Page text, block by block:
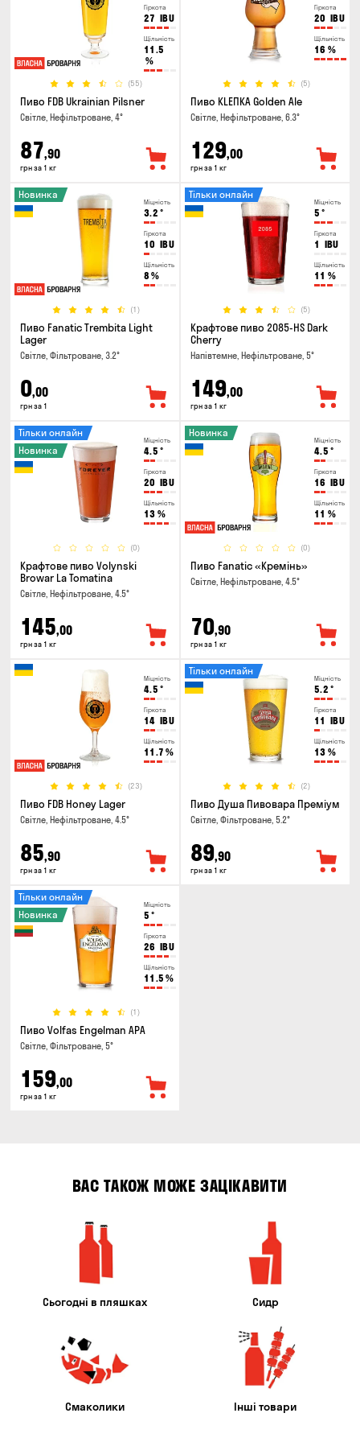
Гіркота
27 IBU
Щільність
11.5
%
(55)
Пиво FDB Ukrainian Pilsner
Світле, Нефільтроване, 4°
87,90
грн за 1 кг
Гіркота
20 IBU
Щільність
16 %
(5)
Пиво KLEПКА Golden Ale
Світле, Нефільтроване, 6.3°
129,00
грн за 1 кг
Міцність
3.2 °
Гіркота
10 IBU
Щільність
8 %
(1)
Новинка
Пиво Fanatic Trembita Light
Lager
Світле, Фільтроване, 3.2°
0,00
грн за 1
Міцність
5 °
Гіркота
1 IBU
Щільність
11 %
(5)
Тільки онлайн
Крафтове пиво 2085-HS Dark
Cherry
Напівтемне, Нефільтроване, 5°
149,00
грн за 1 кг
Міцність
4.5 °
Гіркота
20 IBU
Щільність
13 %
(0)
Тільки онлайн
Новинка
Крафтове пиво Volynski
Browar La Tomatina
Світле, Нефільтроване, 4.5°
145,00
грн за 1 кг
Міцність
4.5 °
Гіркота
16 IBU
Щільність
11 %
(0)
Новинка
Пиво Fanatic «Кремінь»
Світле, Нефільтроване, 4.5°
70,90
грн за 1 кг
Міцність
4.5 °
Гіркота
14 IBU
Щільність
11.7 %
(23)
Пиво FDB Honey Lager
Світле, Нефільтроване, 4.5°
85,90
грн за 1 кг
Міцність
5.2 °
Гіркота
11 IBU
Щільність
13 %
(2)
Тільки онлайн
Пиво Душа Пивовара Преміум
Світле, Фільтроване, 5.2°
89,90
грн за 1 кг
Міцність
5 °
Гіркота
26 IBU
Щільність
11.5 %
(1)
Тільки онлайн
Новинка
Пиво Volfas Engelman APA
Світле, Фільтроване, 5°
159,00
грн за 1 кг
ВАС ТАКОЖ МОЖЕ ЗАЦІКАВИТИ
Сьогодні в пляшках Сидр
Смаколики Інші товари